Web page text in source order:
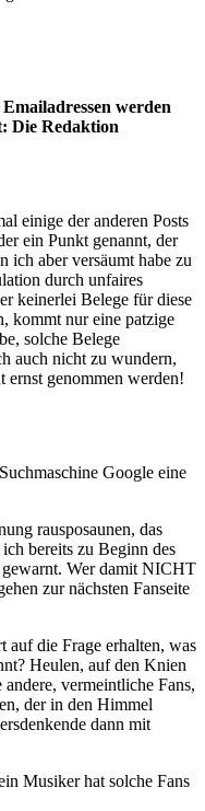
werden
Die Redaktion
einige der anderen Posts
ein Punkt genannt, der
ich aber versäumt habe zu
durch unfaires
keinerlei Belege für diese
kommt nur eine patzige
solche Belege
auch nicht zu wundern,
genommen werden!
Google eine
rausposaunen, das
bereits zu Beginn des
Wer damit NICHT
zur nächsten Fanseite
auf die Frage erhalten, was
Heulen, auf den Knien
vermeintliche Fans,
der in den Himmel
dann mit
Musiker hat solche Fans